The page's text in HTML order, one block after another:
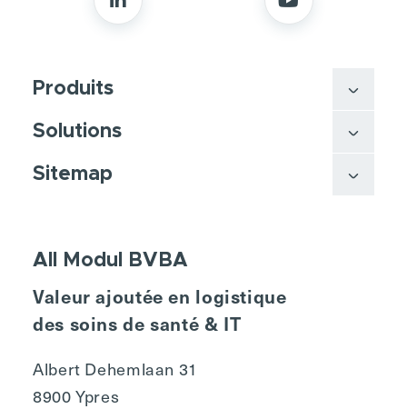
Produits
Solutions
Sitemap
All Modul BVBA
Valeur ajoutée en logistique
des soins de santé & IT
Albert Dehemlaan 31
8900 Ypres